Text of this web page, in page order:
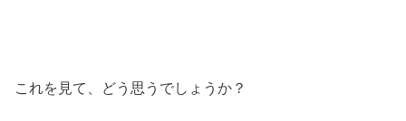
これを見て、どう思うでしょうか？